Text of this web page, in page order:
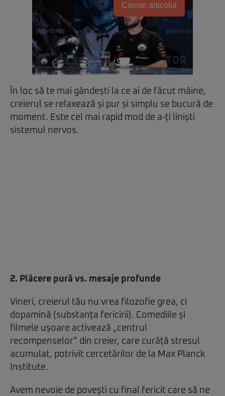
Citește articolul
În loc să te mai gândești la ce ai de făcut mâine,
creierul se relaxează și pur și simplu se bucură de
moment. Este cel mai rapid mod de a-ți liniști
sistemul nervos.
2. Plăcere pură vs. mesaje profunde
Vineri, creierul tău nu vrea filozofie grea, ci
dopamină (substanța fericirii). Comediile și
filmele ușoare activează „centrul
recompenselor” din creier, care curăță stresul
acumulat, potrivit cercetărilor de la Max Planck
Institute.
Avem nevoie de povești cu final fericit care să ne